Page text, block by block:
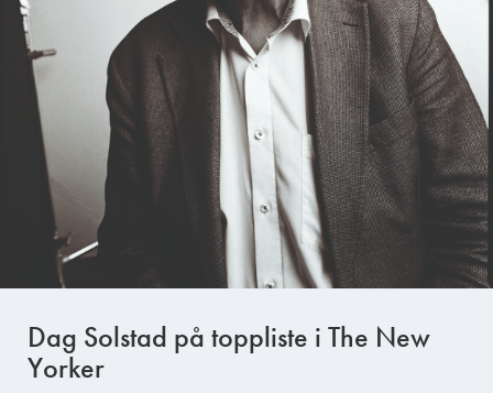
Dag Solstad på toppliste i The New
Yorker